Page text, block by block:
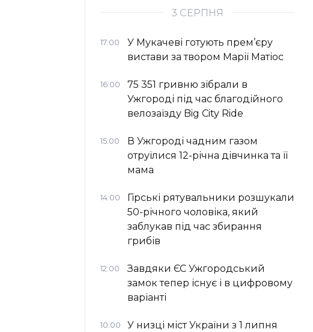
3 СЕРПНЯ
17:00
У Мукачеві готують прем’єру
вистави за твором Марії Матіос
16:00
75 351 гривню зібрали в
Ужгороді під час благодійного
велозаїзду Big Сity Ride
15:00
В Ужгороді чадним газом
отруїлися 12-річна дівчинка та її
мама
14:00
Гірські рятувальники розшукали
50-річного чоловіка, який
заблукав під час збирання
грибів
12:00
Завдяки ЄС Ужгородський
замок тепер існує і в цифровому
варіанті
10:00
У низці міст України з 1 липня